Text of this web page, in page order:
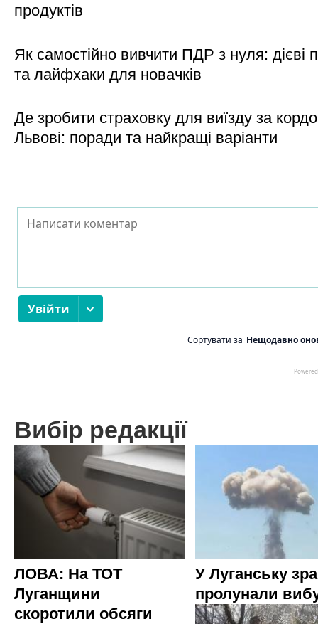
продуктів
Як самостійно вивчити ПДР з нуля: дієві
та лайфхаки для новачків
Де зробити страховку для виїзду за
Львові: поради та найкращі варіанти
Вибір редакції
ЛОВА: На ТОТ
Луганщини
скоротили обсяги
У Луганську
пролунали